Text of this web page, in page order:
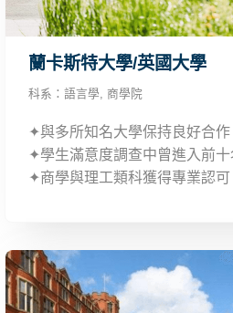
蘭卡斯特大學/英國大學
科系： 語言學 商學院
✦與多所知名大學保持良好合作
✦學生滿意度調查中曾進入前十
✦商學與理工類科獲得專業認可